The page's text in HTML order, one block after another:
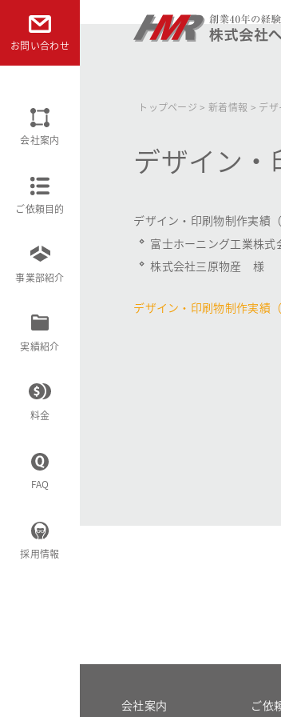
本文へ
トップページ > 新着情報 > デ
デザイン
デザイン・印刷物制作実績
富士ホーニング工業株
株式会社三原物産 様
デザイン・印刷物制作実績
お問い合わせ
会社案内
ご依頼目的
事業部紹介
実績紹介
料金
FAQ
採用情報
会社案内 ご依